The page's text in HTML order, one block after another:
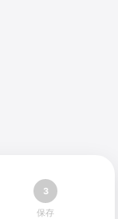
3
保存